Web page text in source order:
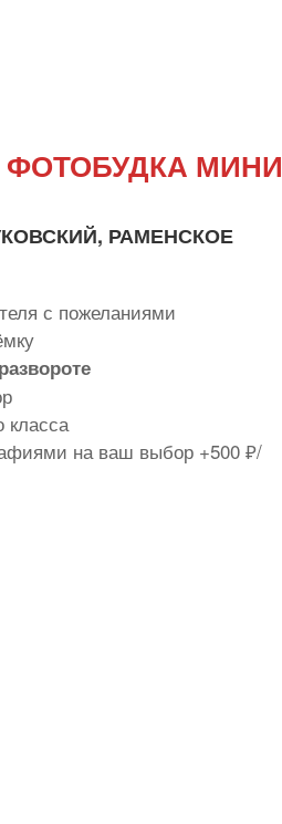
ФОТОБУДКА МИНИ
РАМЕНСКОЕ
с пожеланиями
класса
на ваш выбор +500 ₽/